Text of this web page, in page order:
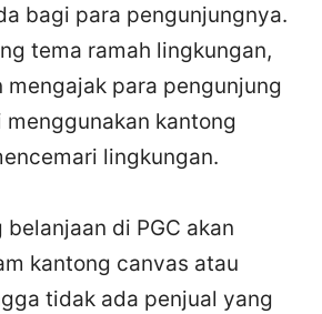
bagi para pengunjungnya.
tema ramah lingkungan,
mengajak para pengunjung
kantong
lingkungan.
belanjaan di PGC akan
kantong canvas atau
tidak ada penjual yang